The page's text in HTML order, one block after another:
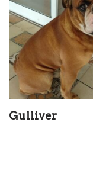
Gulliver